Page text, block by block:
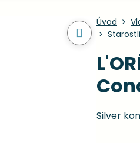
Úvod
Silver